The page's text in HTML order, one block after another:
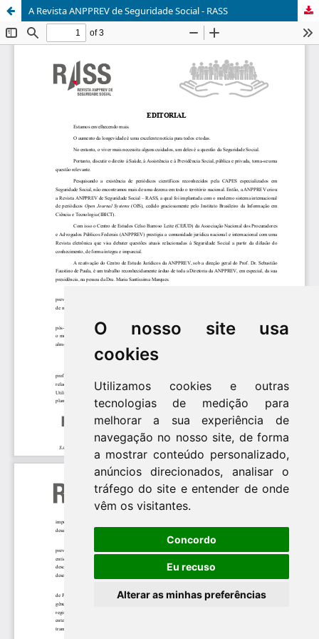
O nosso site usa
cookies
Utilizamos cookies e outras
tecnologias de medição para
melhorar a sua experiência de
navegação no nosso site, de forma
a mostrar conteúdo personalizado,
anúncios direcionados, analisar o
tráfego do site e entender de onde
vêm os visitantes.
Concordo
Eu recuso
Alterar as minhas preferências
A Revista ANPPREV de Seguridade Social - RASS
Update cookies preferences